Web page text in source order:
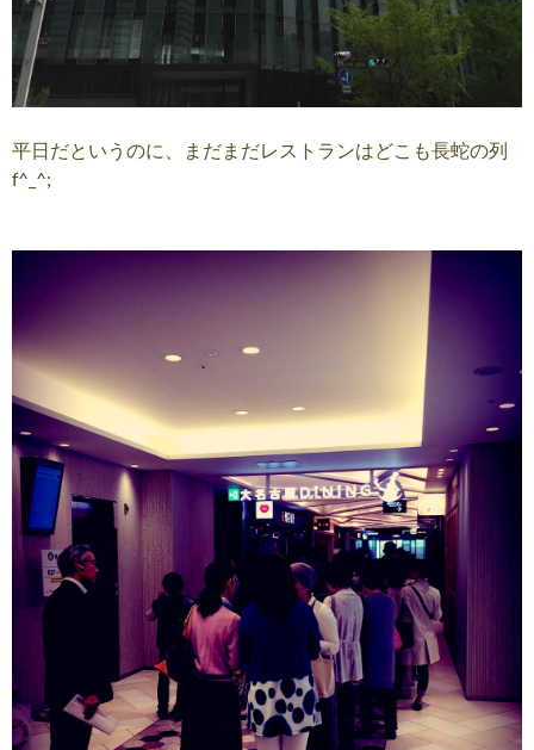
平日だというのに、まだまだレストランはどこも長蛇の列
f^_^;